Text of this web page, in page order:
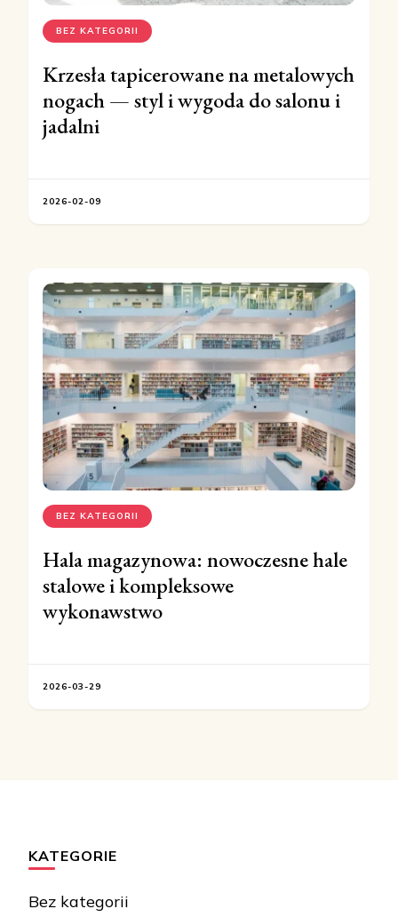
BEZ KATEGORII
Krzesła tapicerowane na metalowych
nogach — styl i wygoda do salonu i
jadalni
2026-02-09
BEZ KATEGORII
Hala magazynowa: nowoczesne hale
stalowe i kompleksowe
wykonawstwo
2026-03-29
KATEGORIE
Bez kategorii